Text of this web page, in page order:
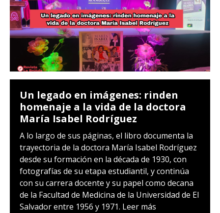
Un legado en imágenes: rinden
homenaje a la vida de la doctora
María Isabel Rodríguez
A lo largo de sus páginas, el libro documenta la
trayectoria de la doctora María Isabel Rodríguez
desde su formación en la década de 1930, con
fotografías de su etapa estudiantil, y continúa
con su carrera docente y su papel como decana
de la Facultad de Medicina de la Universidad de El
Salvador entre 1956 y 1971. Leer más